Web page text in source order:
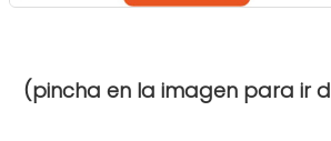
(pincha en la imagen para ir